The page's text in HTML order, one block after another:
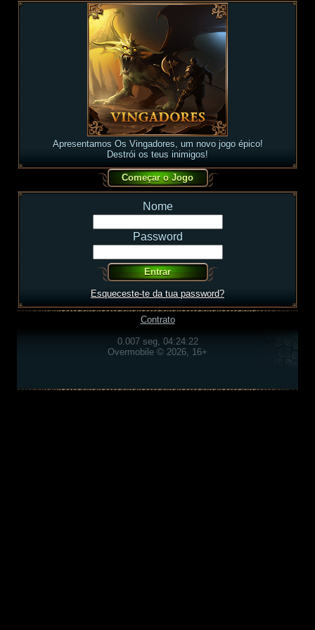
Apresentamos Os Vingadores, um novo jogo épico!
Destrói os teus inimigos!
Nome
Password
Esqueceste-te da tua password?
Contrato
0.007 seg, 04:24:22
Overmobile © 2026, 16+